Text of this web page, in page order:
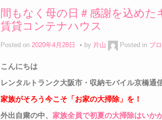
間もなく母の日＃感謝を込め
賃貸コンテナハウス
Posted on2020年4月28日 by 片山 Posted in ブ
こんにちは
レンタルトランク大阪市・収納モバイル京橋通
家族がそろう今こそ「お家の大掃除」を！
外出自粛の中、家族全員で初夏の大掃除はいか